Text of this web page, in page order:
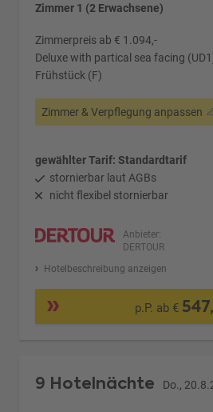
Zimmer 1 (2 Erwachsene)
Zimmerpreis ab € 1.094,-
Deluxe with partical sea facing
Frühstück (F)
Zimmer & Verpflegung anpassen
gewählter Tarif: Standardtarif
stornierbar laut AGBs
nicht flexibel stornierbar
Anbieter:
DERTOUR
Hotelbeschreibung anzeigen
p.P. ab €
9 Hotelnächte Do.,